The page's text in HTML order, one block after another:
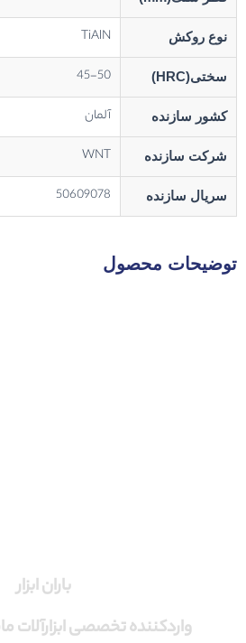
نوع روکش TiAlN
سختی(HRC) 45-50
کشور سازنده آلمان
شرکت سازنده WNT
سریال سازنده 50609078
توضیحات محصول
باران ابزار
واردکننده تخصصی ابزارآلات